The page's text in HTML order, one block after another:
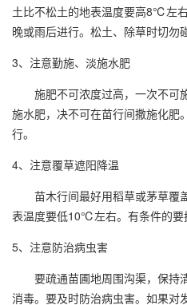
土比不松土的地表温度要高8℃左
晚或雨后进行。松土、除草时切勿
3、注意勤施、淡施水肥
施肥不可浓度过高，一次不可
施水肥，决不可在苗行间撒施化肥
行。
4、注意覆草遮阳降温
苗木行间最好用稻草或茅草覆
表温度要低10℃左右。有条件的要
5、注意防治病虫害
要疏通苗圃地周围沟渠，保持
消毒。要及时防治病虫害。如果对